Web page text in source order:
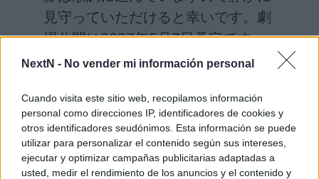
NextN - No vender mi información personal
Cuando visita este sitio web, recopilamos información
personal como direcciones IP, identificadores de cookies y
otros identificadores seudónimos. Esta información se puede
utilizar para personalizar el contenido según sus intereses,
ejecutar y optimizar campañas publicitarias adaptadas a
usted, medir el rendimiento de los anuncios y el contenido y
見守っていただけると幸いです。劇
場公開は2027年5月7日予定です。
もうしばらくお待ちください。
— 任天堂株式会社 (@Nintendo)
November 17, 2025